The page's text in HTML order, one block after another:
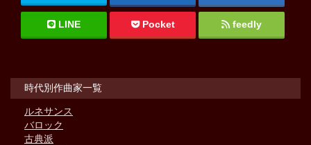
LINE Pocket feedly
時代別作曲家一覧
ルネサンス
バロック
古典派